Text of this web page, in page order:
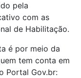
pela
com as
de Habilitação.
é por meio da
tem conta em
Portal Gov.br: